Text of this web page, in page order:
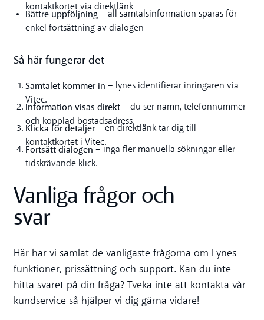
kontaktkortet via direktlänk
Bättre uppföljning– all samtalsinformation sparas för
enkel fortsättning av dialogen
Så här fungerar det
Samtalet kommer in – lynes identifierar inringaren via
Vitec.
Information visas direkt– du ser namn, telefonnummer
och kopplad bostadsadress.
Klicka för detaljer– en direktlänk tar dig till
kontaktkortet i Vitec.
Fortsätt dialogen – inga fler manuella sökningar eller
tidskrävande klick.
Vanliga frågor och
svar
Här har vi samlat de vanligaste frågorna om Lynes
funktioner, prissättning och support. Kan du inte
hitta svaret på din fråga? Tveka inte att kontakta vår
kundservice så hjälper vi dig gärna vidare!